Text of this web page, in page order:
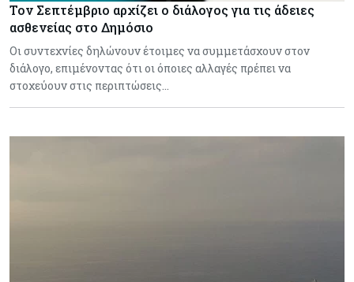
Τον Σεπτέμβριο αρχίζει ο διάλογος για τις άδειες
ασθενείας στο Δημόσιο
Οι συντεχνίες δηλώνουν έτοιμες να συμμετάσχουν στον
διάλογο, επιμένοντας ότι οι όποιες αλλαγές πρέπει να
στοχεύουν στις περιπτώσεις…